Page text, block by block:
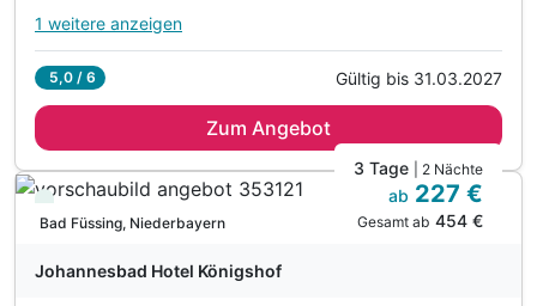
Alle Inklusivleistungen
1 x Piccolo zur Begrüßung
inkl. Parkplatz
inkl. WLAN
1 weitere anzeigen
5,0 / 6 Gültig bis 31.03.2027
Zum Angebot
Viele Termine frei
Bad Füssing, Niederbayern
3 Tage | 2 Nächte
ab 227 €
Gesamt ab 454 €
Johannesbad Hotel Königshof